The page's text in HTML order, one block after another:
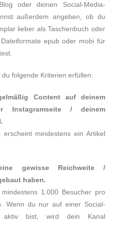
oder deinen Social-Media-
außerdem angeben, ob du
lieber als Taschenbuch oder
epub oder mobi für
folgende Kriterien erfüllen:
Content auf deinem
Instagramseite / deinem
mindestens ein Artikel
gewisse Reichweite /
haben.
1.000 Besucher pro
Wenn du nur auf einer Social-
aktiv bist, wird dein Kanal